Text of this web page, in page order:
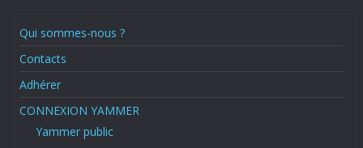
Qui sommes-nous ?
Contacts
Adhérer
CONNEXION YAMMER
Yammer public